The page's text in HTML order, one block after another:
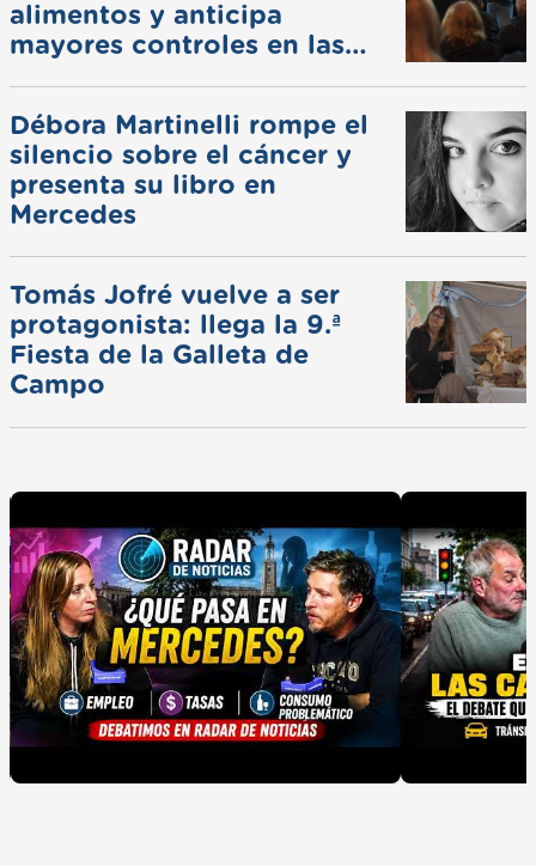
alimentos y anticipa
mayores controles en las
Débora Martinelli rompe el
silencio sobre el cáncer y
presenta su libro en
Mercedes
Tomás Jofré vuelve a ser
protagonista: llega la 9.ª
Fiesta de la Galleta de
Campo